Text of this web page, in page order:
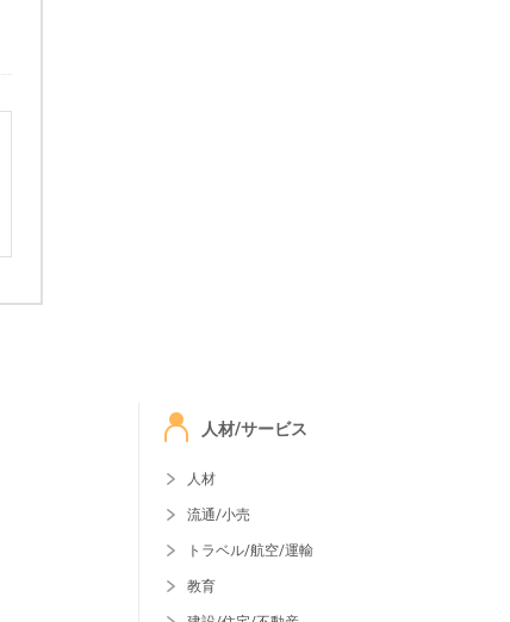
人材/サービス
人材
流通/小売
トラベル/航空/運輸
教育